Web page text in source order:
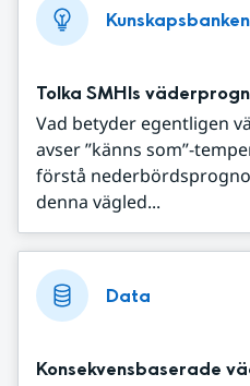
Kunskapsbanken
Tolka SMHIs
Vad betyder egentligen
avser ”känns som”-
förstå
denna vägled...
Data
Konsekvensbaserade